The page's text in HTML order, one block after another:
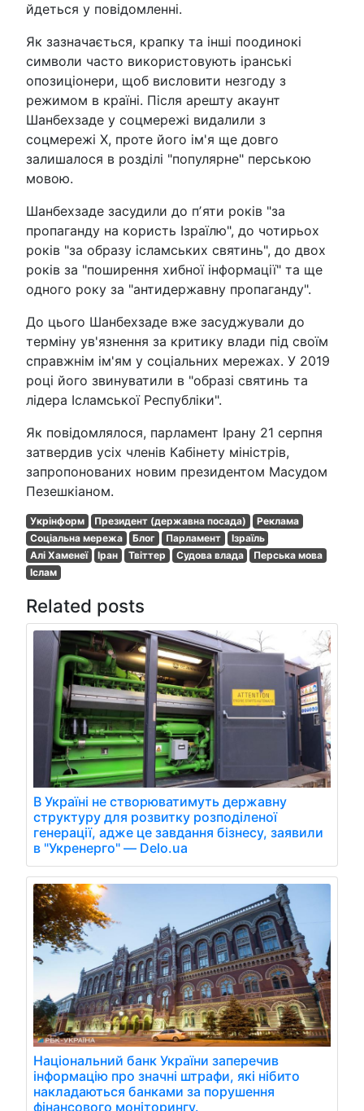
йдеться у повідомленні.
Як зазначається, крапку та інші поодинокі
символи часто використовують іранські
опозиціонери, щоб висловити незгоду з
режимом в країні. Після арешту акаунт
Шанбехзаде у соцмережі видалили з
соцмережі Х, проте його ім'я ще довго
залишалося в розділі "популярне" перською
мовою.
Шанбехзаде засудили до пʼяти років "за
пропаганду на користь Ізраїлю", до чотирьох
років "за образу ісламських святинь", до двох
років за "поширення хибної інформації" та ще
одного року за "антидержавну пропаганду".
До цього Шанбехзаде вже засуджували до
терміну ув'язнення за критику влади під своїм
справжнім ім'ям у соціальних мережах. У 2019
році його звинуватили в "образі святинь та
лідера Ісламської Республіки".
Як повідомлялося, парламент Ірану 21 серпня
затвердив усіх членів Кабінету міністрів,
запропонованих новим президентом Масудом
Пезешкіаном.
Укрінформ Президент (державна посада)
Реклама
Соціальна мережа
Блог Парламент
Ізраїль
Алі Хаменеї
Іран Твіттер Судова влада
Перська мова
Іслам
Related posts
В Україні не створюватимуть державну
структуру для розвитку розподіленої
генерації, адже це завдання бізнесу, заявили
в "Укренерго" — Delo.ua
Національний банк України заперечив
інформацію про значні штрафи, які нібито
накладаються банками за порушення
фінансового моніторингу.